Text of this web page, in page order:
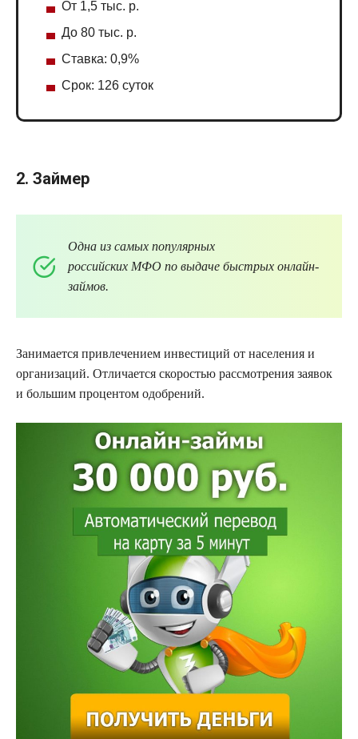
От 1,5 тыс. р.
До 80 тыс. р.
Ставка: 0,9%
Срок: 126 суток
2. Займер
Одна из самых популярных
российских МФО по выдаче быстрых онлайн-
займов.
Занимается привлечением инвестиций от населения и
организаций. Отличается скоростью рассмотрения заявок
и большим процентом одобрений.